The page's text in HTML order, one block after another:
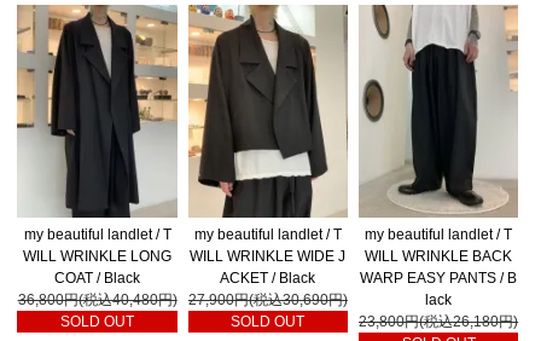
my beautiful landlet / T
WILL WRINKLE LONG
COAT / Black
36,800円(税込40,480円)
SOLD OUT
my beautiful landlet / T
WILL WRINKLE WIDE J
ACKET / Black
27,900円(税込30,690円)
SOLD OUT
my beautiful landlet / T
WILL WRINKLE BACK
WARP EASY PANTS / B
lack
23,800円(税込26,180円)